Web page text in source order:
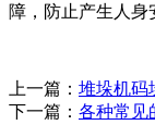
障，防止产生人身
上一篇： 堆垛机码
下一篇： 各种常见